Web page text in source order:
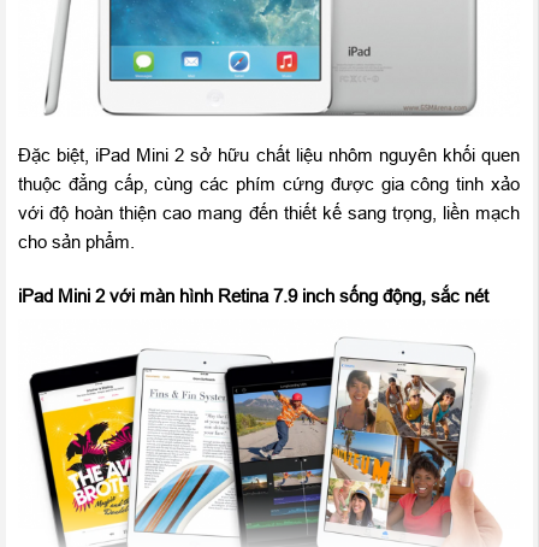
Đặc biệt, iPad Mini 2 sở hữu chất liệu nhôm nguyên khối quen
thuộc đẳng cấp, cùng các phím cứng được gia công tinh xảo
với độ hoàn thiện cao mang đến thiết kế sang trọng, liền mạch
cho sản phẩm.
iPad Mini 2 với màn hình Retina 7.9 inch sống động, sắc nét